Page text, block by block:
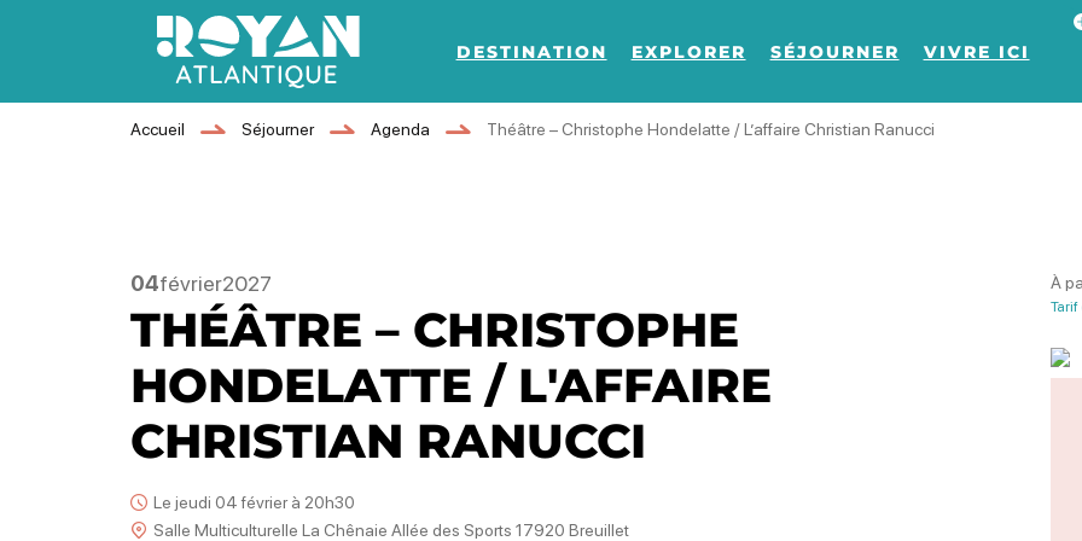
Royan Atlantique
DESTINATION EXPLORER SÉJOURNER VIVRE ICI
Accueil Séjourner Agenda Théâtre – Christophe Hondelatte / L’affaire Christian Ranucci
04février2027
THÉÂTRE – CHRISTOPHE
HONDELATTE / L'AFFAIRE
CHRISTIAN RANUCCI
Le jeudi 04 février à 20h30
Salle Multiculturelle La Chênaie Allée des Sports 17920 Breuillet
À
Tarif